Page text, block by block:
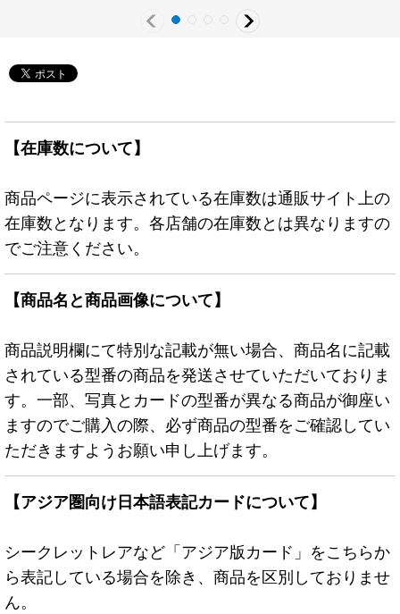
【在庫数について】
商品ページに表示されている在庫数は通販サイト上の
在庫数となります。各店舗の在庫数とは異なりますの
でご注意ください。
【商品名と商品画像について】
商品説明欄にて特別な記載が無い場合、商品名に記載
されている型番の商品を発送させていただいておりま
す。一部、写真とカードの型番が異なる商品が御座い
ますのでご購入の際、必ず商品の型番をご確認してい
ただきますようお願い申し上げます。
【アジア圏向け日本語表記カードについて】
シークレットレアなど「アジア版カード」をこちらか
ら表記している場合を除き、商品を区別しておりませ
ん。